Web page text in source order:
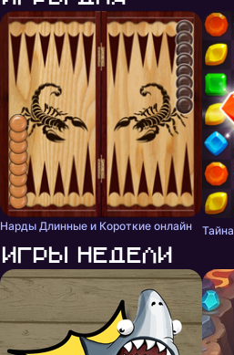
Нарды Длинные и Короткие онлайн
Игры недели